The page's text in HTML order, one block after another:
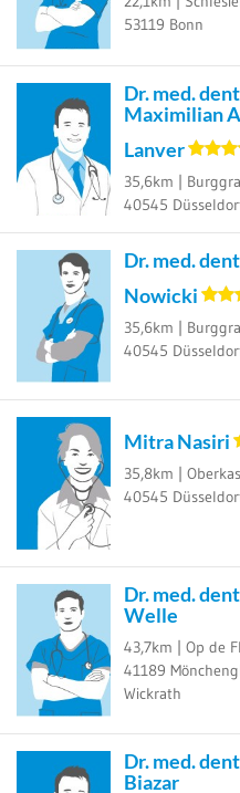
53119 Bonn
Dr. med.
Maximilian
Lanver
35,6km |
40545
Dr. med.
Nowicki
35,6km |
40545
Mitra Nasiri
35,8km |
40545
Dr. med.
Welle
43,7km | Op de
41189
Wickrath
Dr. med.
Biazar